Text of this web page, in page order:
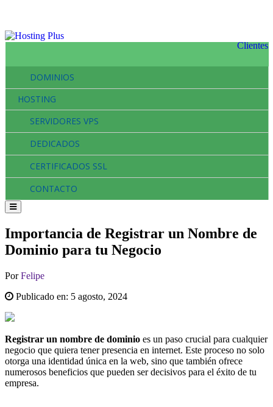
Clientes
DOMINIOS
HOSTING
SERVIDORES VPS
DEDICADOS
CERTIFICADOS SSL
CONTACTO
Importancia de Registrar un Nombre de
Dominio para tu Negocio
PorFelipe
Publicado en: 5 agosto, 2024
Registrar un nombre de dominio es un paso crucial para cualquier
negocio que quiera tener presencia en internet. Este proceso no solo
otorga una identidad única en la web, sino que también ofrece
numerosos beneficios que pueden ser decisivos para el éxito de tu
empresa.